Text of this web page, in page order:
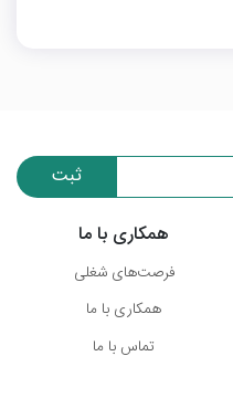
ثبت
همکاری با ما
فرصت‌های شغلی
همکاری با ما
تماس با ما